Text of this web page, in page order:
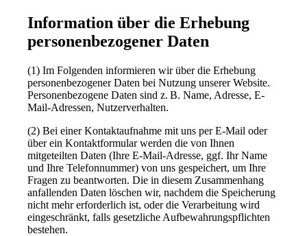
Information über die Erhebung
personenbezogener Daten
(1) Im Folgenden informieren wir über die Erhebung
personenbezogener Daten bei Nutzung unserer Website.
Personenbezogene Daten sind z. B. Name, Adresse, E-
Mail-Adressen, Nutzerverhalten.
(2) Bei einer Kontaktaufnahme mit uns per E-Mail oder
über ein Kontaktformular werden die von Ihnen
mitgeteilten Daten (Ihre E-Mail-Adresse, ggf. Ihr Name
und Ihre Telefonnummer) von uns gespeichert, um Ihre
Fragen zu beantworten. Die in diesem Zusammenhang
anfallenden Daten löschen wir, nachdem die Speicherung
nicht mehr erforderlich ist, oder die Verarbeitung wird
eingeschränkt, falls gesetzliche Aufbewahrungspflichten
bestehen.